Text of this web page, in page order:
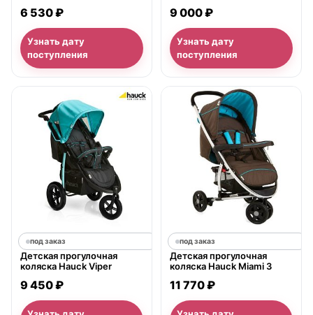
6 530 ₽
Узнать дату
поступления
9 000 ₽
Узнать дату
поступления
под заказ
Детская прогулочная
коляска Hauck Viper
9 450 ₽
под заказ
Детская прогулочная
коляска Hauck Miami 3
11 770 ₽